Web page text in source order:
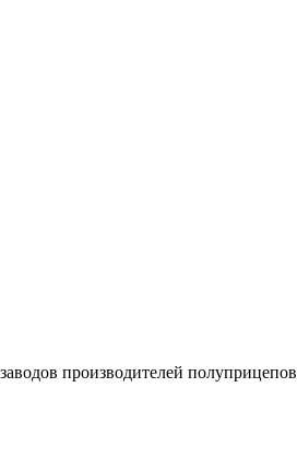
заводов производителей полуприцепов